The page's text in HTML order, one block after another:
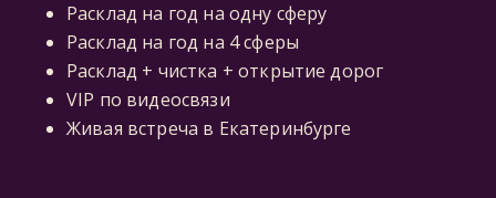
Расклад на год на одну сферу
Расклад на год на 4 сферы
Расклад + чистка + открытие дорог
VIP по видеосвязи
Живая встреча в Екатеринбурге